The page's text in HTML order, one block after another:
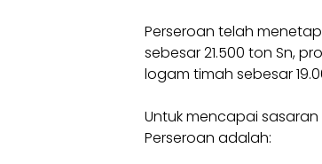
Perseroan telah
sebesar 21.500 ton Sn,
logam timah sebesar
Untuk mencapai
Perseroan adalah: